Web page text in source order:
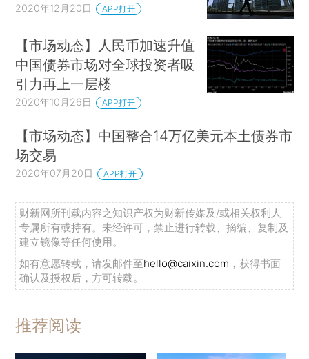
2020年12月20日 APP打开
【市场动态】人民币加速升值
中国债券市场对全球投资者吸
引力再上一层楼
2020年10月26日 APP打开
【市场动态】中国整合14万亿美元本土债券市
场交易
2020年07月20日 APP打开
财新网所刊载内容之知识产权为财新传媒及/或相关权利人
专属所有或持有。未经许可，禁止进行转载、摘编、复制及
建立镜像等任何使用。
如有意愿转载，请发邮件至hello@caixin.com ，获得书面
确认及授权后，方可转载。
推荐阅读